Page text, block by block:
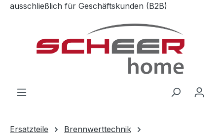
Zum Hauptinhalt springen
ausschließlich für Geschäftskunden (B2B)
Ersatzteile
Brennwerttechnik